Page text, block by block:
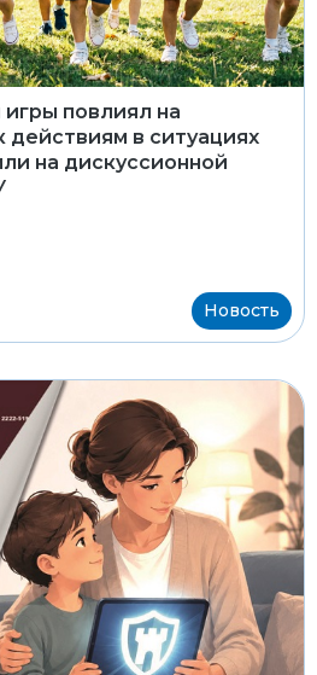
повлиял на
действиям в ситуациях
на дискуссионной
Новость